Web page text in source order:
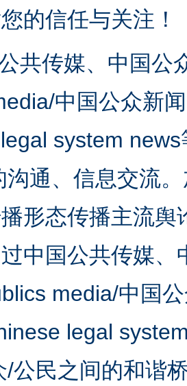
的信任与关注！
共传媒、中国公
中国公众新
system
沟通、信息交流
形态传播主流
中国公共传媒
media/中国
legal
/公民之间的和谐